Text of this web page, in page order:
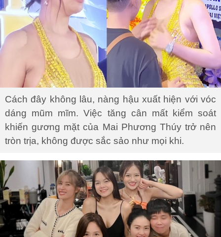
Cách đây không lâu, nàng hậu xuất hiện với vóc
dáng mũm mĩm. Việc tăng cân mất kiểm soát
khiến gương mặt của Mai Phương Thúy trở nên
tròn trịa, không được sắc sảo như mọi khi.